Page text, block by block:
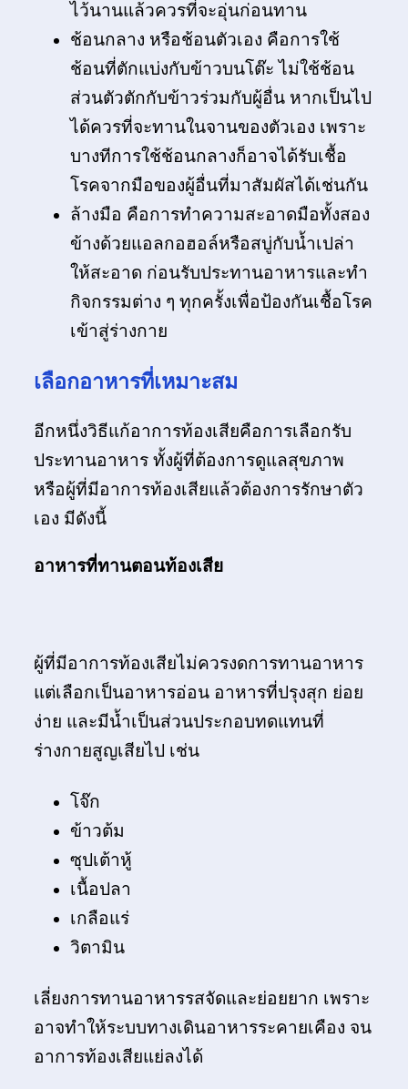
ไว้นานแล้วควรที่จะอุ่นก่อนทาน
ช้อนกลาง หรือช้อนตัวเอง คือการใช้
ช้อนที่ตักแบ่งกับข้าวบนโต๊ะ ไม่ใช้ช้อน
ส่วนตัวตักกับข้าวร่วมกับผู้อื่น หากเป็นไป
ได้ควรที่จะทานในจานของตัวเอง เพราะ
บางทีการใช้ช้อนกลางก็อาจได้รับเชื้อ
โรคจากมือของผู้อื่นที่มาสัมผัสได้เช่นกัน
ล้างมือ คือการทำความสะอาดมือทั้งสอง
ข้างด้วยแอลกอฮอล์หรือสบู่กับน้ำเปล่า
ให้สะอาด ก่อนรับประทานอาหารและทำ
กิจกรรมต่าง ๆ ทุกครั้งเพื่อป้องกันเชื้อโรค
เข้าสู่ร่างกาย
เลือกอาหารที่เหมาะสม
อีกหนึ่งวิธีแก้อาการท้องเสียคือการเลือกรับ
ประทานอาหาร ทั้งผู้ที่ต้องการดูแลสุขภาพ
หรือผู้ที่มีอาการท้องเสียแล้วต้องการรักษาตัว
เอง มีดังนี้
อาหารที่ทานตอนท้องเสีย
ผู้ที่มีอาการท้องเสียไม่ควรงดการทานอาหาร
แต่เลือกเป็นอาหารอ่อน อาหารที่ปรุงสุก ย่อย
ง่าย และมีน้ำเป็นส่วนประกอบทดแทนที่
ร่างกายสูญเสียไป เช่น
โจ๊ก
ข้าวต้ม
ซุปเต้าหู้
เนื้อปลา
เกลือแร่
วิตามิน
เลี่ยงการทานอาหารรสจัดและย่อยยาก เพราะ
อาจทำให้ระบบทางเดินอาหารระคายเคือง จน
อาการท้องเสียแย่ลงได้